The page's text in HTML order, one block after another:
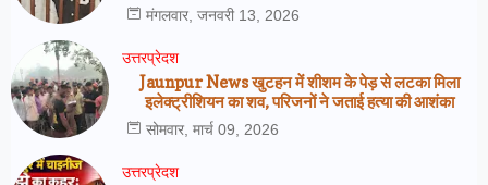
मंगलवार, जनवरी 13, 2026
उत्तरप्रेदश
Jaunpur News खुटहन में शीशम के पेड़ से लटका मिला
इलेक्ट्रीशियन का शव, परिजनों ने जताई हत्या की आशंका
सोमवार, मार्च 09, 2026
उत्तरप्रेदश